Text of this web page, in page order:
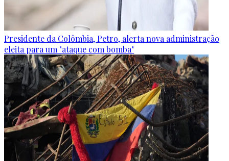
Presidente da Colômbia, Petro, alerta nova administração
eleita para um "ataque com bomba"